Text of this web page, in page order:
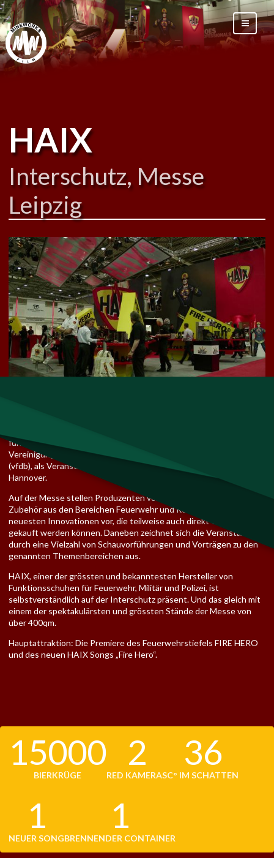
HAIX
Interschutz, Messe
Leipzig
fünf Jahre stattfindet. Ideeller Träger der Messe ist die
Vereinigung zur Förderung des Deutschen Brandschutzes e.V.
(vfdb), als Veranstalter fungiert die Deutsche Messe AGaus
Hannover.
Auf der Messe stellen Produzenten von speziellen Geräten und
Zubehör aus den Bereichen Feuerwehr und Rettungsdienst ihre
neuesten Innovationen vor, die teilweise auch direkt vor Ort
gekauft werden können. Daneben zeichnet sich die Veranstaltung
durch eine Vielzahl von Schauvorführungen und Vorträgen zu den
genannten Themenbereichen aus.
HAIX, einer der grössten und bekanntesten Hersteller von
Funktionsschuhen für Feuerwehr, Militär und Polizei, ist
selbstverständlich auf der Interschutz präsent. Und das gleich mit
einem der spektakulärsten und grössten Stände der Messe von
über 400qm.
Hauptattraktion: Die Premiere des Feuerwehrstiefels FIRE HERO
und des neuen HAIX Songs „Fire Hero“.
15000
BIERKRÜGE
2
RED KAMERAS
36
C° IM SCHATTEN
1
NEUER SONG
1
BRENNENDER CONTAINER